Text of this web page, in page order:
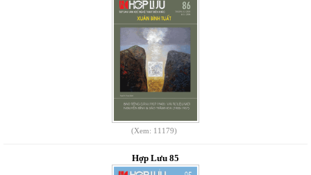
(Xem: 11179)
Hợp Lưu 85